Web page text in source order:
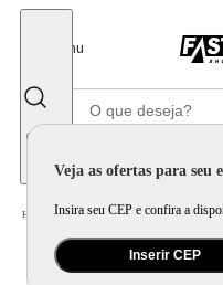
Menu
Veja as ofertas para seu
Insira seu CEP e confira a
Inserir CEP
Home Utilidade Doméstica Cozinha / Cepo,